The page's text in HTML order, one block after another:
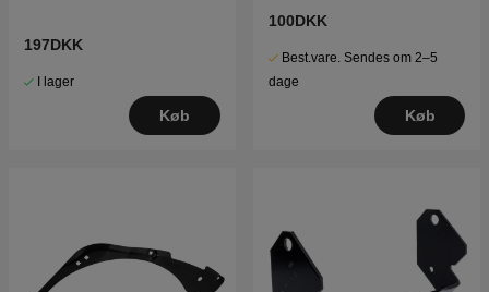
197DKK
I lager
Køb
100DKK
Best.vare. Sendes om 2–5
dage
Køb